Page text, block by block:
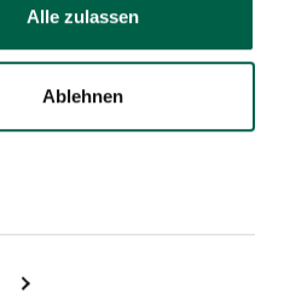
Alle zulassen
Ablehnen
EN